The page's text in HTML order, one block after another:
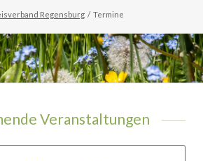
Regensburg Termine
Veranstaltungen